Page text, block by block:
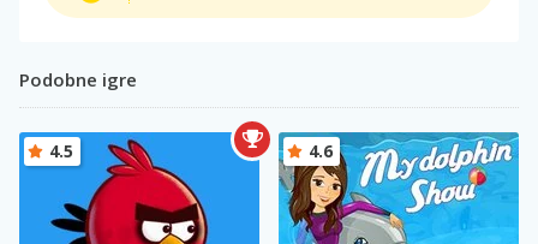
Podobne igre
4.5 4.6